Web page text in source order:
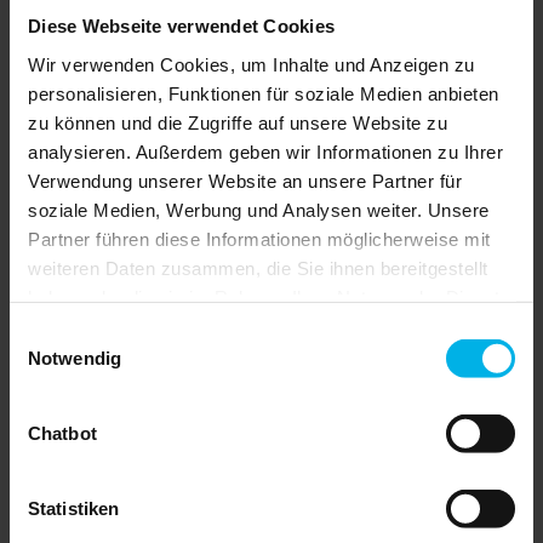
Diese Webseite verwendet Cookies
Wir verwenden Cookies, um Inhalte und Anzeigen zu
personalisieren, Funktionen für soziale Medien anbieten
zu können und die Zugriffe auf unsere Website zu
analysieren. Außerdem geben wir Informationen zu Ihrer
Verwendung unserer Website an unsere Partner für
soziale Medien, Werbung und Analysen weiter. Unsere
Partner führen diese Informationen möglicherweise mit
weiteren Daten zusammen, die Sie ihnen bereitgestellt
Notwendig
Chatbot
Statistiken
Sondereigentum
Sanierungen
in
der
GdWE
Haftung
des
Maklers
Wohnung
oder
Gewerbe
Eigentümerversammlung
Neue
Aufteilung
berücksichtigen sind insbesondere
Maßnahme, vorhandene Rücklagen, mögliche
Sonderumlagen, die Belastbarkeit der
Kreditkonditionen. Auch Modelle mit
zehnjähriger Zinsbindung und anschließender
zulässig sein.
Digitale Signierung von
Online-
Einfach online unterschreiben - Sparen
fortgeschrittenen elektronischen
Signatur und SCHUFA-